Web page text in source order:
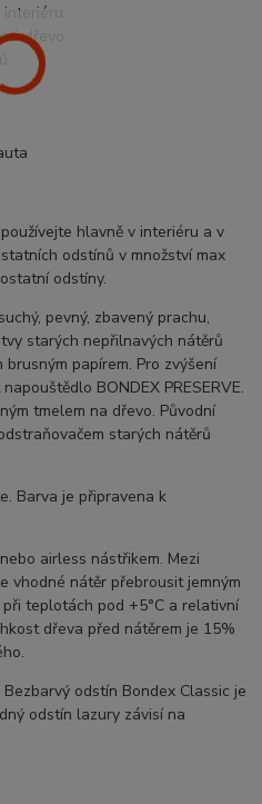
interiéru
dřevo
hlavně v interiéru a v
odstínů v množství max
odstíny.
pevný, zbavený prachu,
starých nepřilnavých nátěrů
papírem. Pro zvýšení
BONDEX PRESERVE.
tmelem na dřevo. Původní
starých nátěrů
Barva je připravena k
airless nástřikem. Mezi
vhodné nátěr přebrousit jemným
teplotách pod +5°C a relativní
dřeva před nátěrem je 15%
odstín Bondex Classic je
odstín lazury závisí na